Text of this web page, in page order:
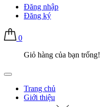
Đăng nhập
Đăng ký
0
Giỏ hàng của bạn trống!
Trang chủ
Giới thiệu